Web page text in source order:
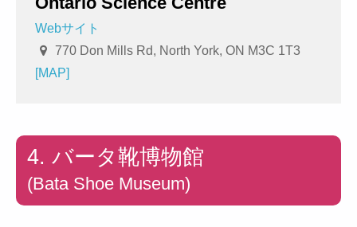
Webサイト
770 Don Mills Rd, North York, ON M3C 1T3
[MAP]
4. バータ靴博物館
(Bata Shoe Museum)